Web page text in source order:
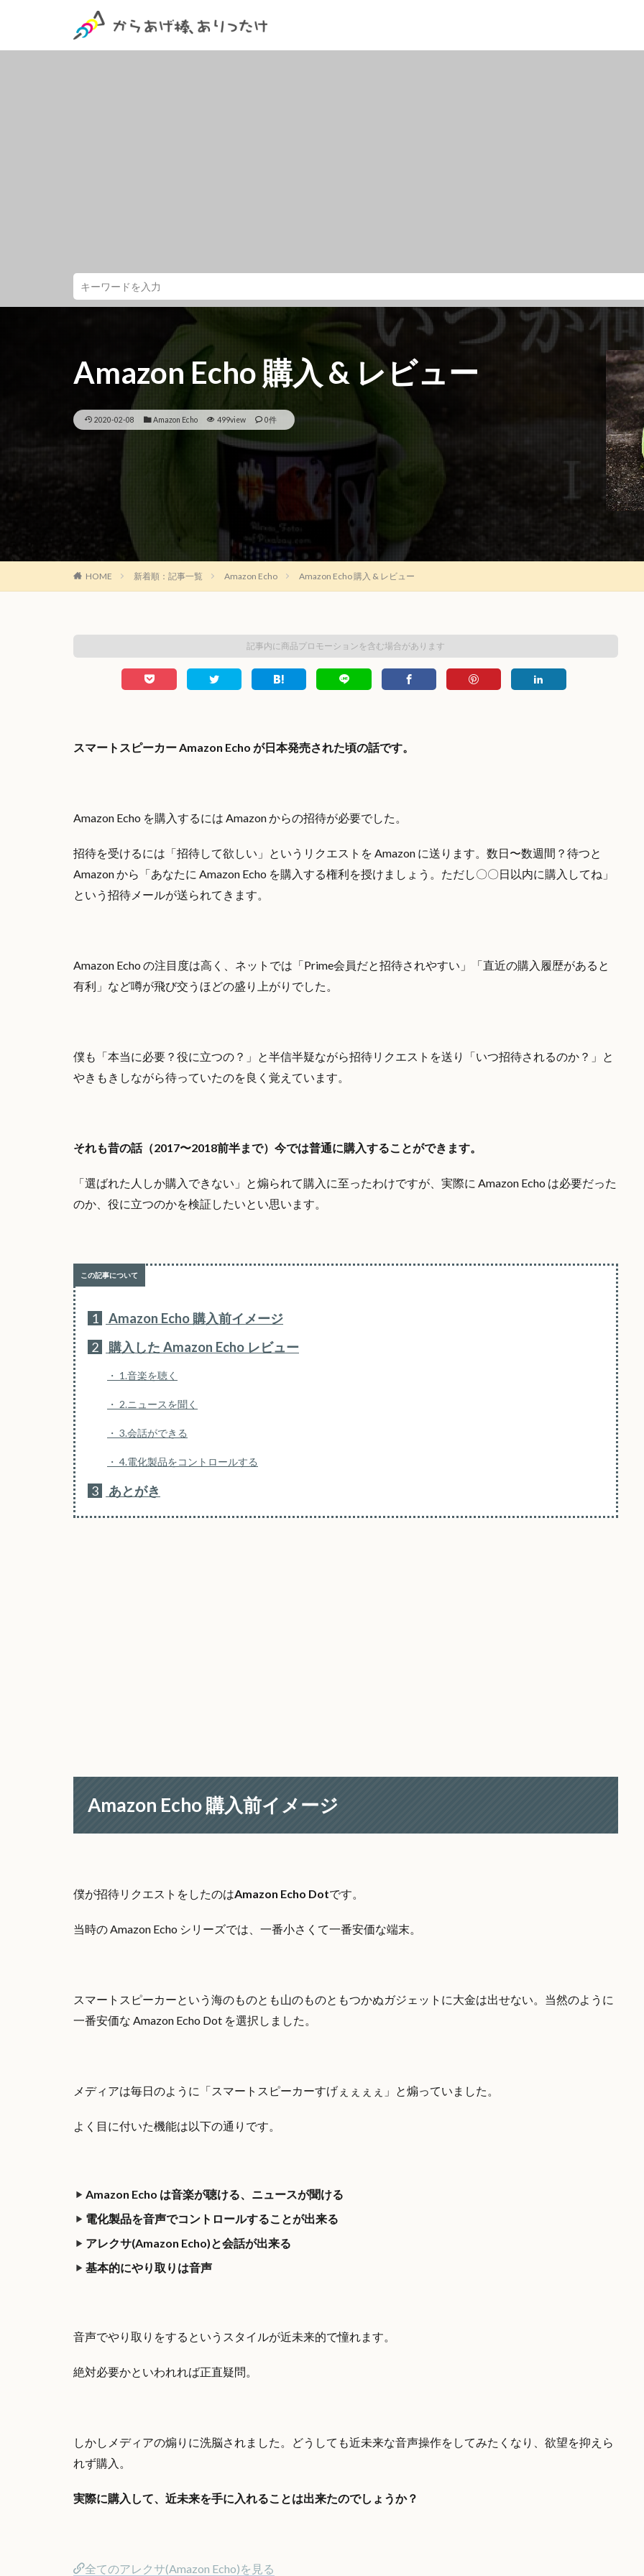
Amazon Echo 購入 & レビュー
2020-02-08 Amazon Echo 499view 0件
HOME 新着順：記事一覧 Amazon Echo Amazon Echo 購入 & レビュー
記事内に商品プロモーションを含む場合があります
スマートスピーカー Amazon Echo が日本発売された頃の話です。
Amazon Echo を購入するには Amazon からの招待が必要でした。
招待を受けるには「招待して欲しい」というリクエストを Amazon に送ります。数日〜数週間？待つと
Amazon から「あなたに Amazon Echo を購入する権利を授けましょう。ただし〇〇日以内に購入してね」
という招待メールが送られてきます。
Amazon Echo の注目度は高く、ネットでは「Prime会員だと招待されやすい」「直近の購入履歴があると
有利」など噂が飛び交うほどの盛り上がりでした。
僕も「本当に必要？役に立つの？」と半信半疑ながら招待リクエストを送り「いつ招待されるのか？」と
やきもきしながら待っていたのを良く覚えています。
それも昔の話（2017〜2018前半まで）今では普通に購入することができます。
「選ばれた人しか購入できない」と煽られて購入に至ったわけですが、実際に Amazon Echo は必要だった
のか、役に立つのかを検証したいとい思います。
1
Amazon Echo 購入前イメージ
2
購入した Amazon Echo レビュー
1.音楽を聴く
2.ニュースを聞く
3.会話ができる
4.電化製品をコントロールする
3 あとがき
Amazon Echo 購入前イメージ
僕が招待リクエストをしたのはAmazon Echo Dotです。
当時の Amazon Echo シリーズでは、一番小さくて一番安価な端末。
スマートスピーカーという海のものとも山のものともつかぬガジェットに大金は出せない。当然のように
一番安価な Amazon Echo Dot を選択しました。
メディアは毎日のように「スマートスピーカーすげぇぇぇぇ」と煽っていました。
よく目に付いた機能は以下の通りです。
Amazon Echo は音楽が聴ける、ニュースが聞ける
電化製品を音声でコントロールすることが出来る
アレクサ(Amazon Echo)と会話が出来る
基本的にやり取りは音声
音声でやり取りをするというスタイルが近未来的で憧れます。
絶対必要かといわれれば正直疑問。
しかしメディアの煽りに洗脳されました。どうしても近未来な音声操作をしてみたくなり、欲望を抑えら
れず購入。
実際に購入して、近未来を手に入れることは出来たのでしょうか？
全てのアレクサ(Amazon Echo)を見る